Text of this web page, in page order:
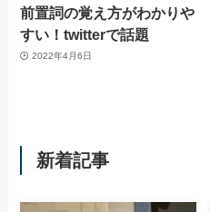
前置詞の覚え方がわかりや
すい！twitterで話題
2022年4月6日
新着記事